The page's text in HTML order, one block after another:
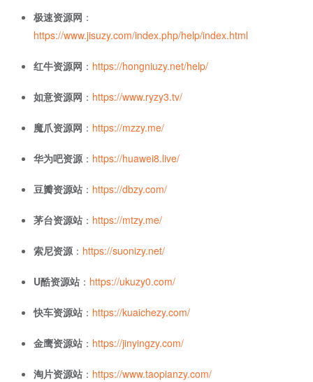
极速资源网 ：
https://www.jisuzy.com/index.php/help/index.html
红牛资源网 ： https://hongniuzy.net/help/
如意资源网 ： https://www.ryzy3.tv/
魔爪资源网 ： https://mzzy.me/
华为吧资源： https://huawei8.live/
豆瓣资源站 ： https://dbzy.com/
茅台资源站 ： https://mtzy.me/
索尼资源： https://suonizy.net/
U酷资源站 ： https://ukuzy0.com/
快车资源站 ： https://kuaichezy.com/
金鹰资源站 ： https://jinyingzy.com/
淘片资源站 ： https://www.taopianzy.com/